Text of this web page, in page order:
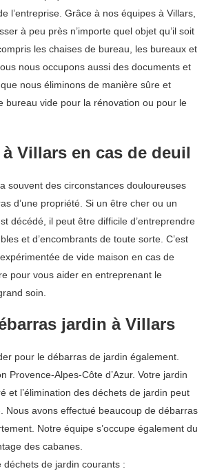
l’entreprise. Grâce à nos équipes à Villars,
à peu près n’importe quel objet qu’il soit
les chaises de bureau, les bureaux et
nous occupons aussi des documents et
nous éliminons de manière sûre et
bureau vide pour la rénovation ou pour le
Villars en cas de deuil
souvent des circonstances douloureuses
d’une propriété. Si un être cher ou un
décédé, il peut être difficile d’entreprendre
et d’encombrants de toute sorte. C’est
de vide maison en cas de
pour vous aider en entreprenant le
soin.
jardin à Villars
pour le débarras de jardin également.
Provence-Alpes-Côte d’Azur. Votre jardin
et l’élimination des déchets de jardin peut
Nous avons effectué beaucoup de débarras
Notre équipe s’occupe également du
des cabanes.
de jardin courants :